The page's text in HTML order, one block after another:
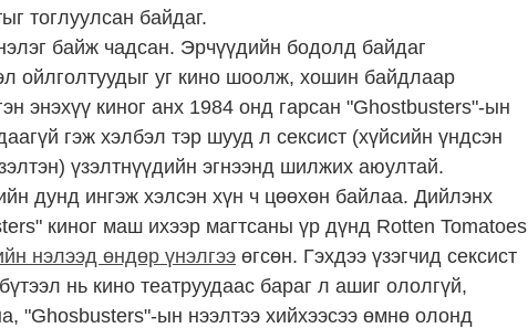
тоглуулсан байдаг.
байж чадсан. Эрчүүдийн бодолд байдаг
ойлголтуудыг уг кино шоолж, хошин байдлаар
энэхүү киног анх 1984 онд гарсан "Ghostbusters"-ын
гэж хэлбэл тэр шууд л сексист (хүйсийн үндсэн
үзэлтнүүдийн эгнээнд шилжих аюултай.
дунд ингэж хэлсэн хүн ч цөөхөн байлаа. Дийлэнх
киног маш ихээр магтсаны үр дүнд Rotten Tomatoes
нэлээд өндөр үнэлгээ өгсөн. Гэхдээ үзэгчид сексист
нь кино театруудаас бараг л ашиг ололгүй,
"Ghosbusters"-ын нээлтээ хийхээсээ өмнө олонд